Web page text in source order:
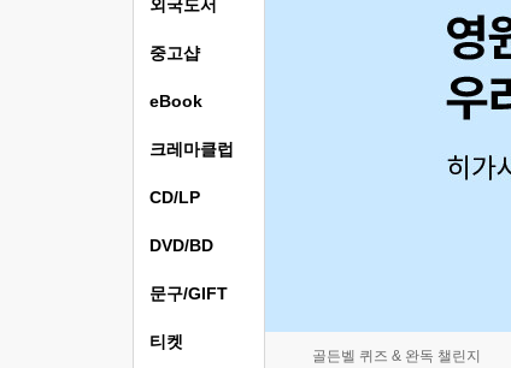
골든벨 퀴즈 & 완독 챌린지
외국도서
중고샵
eBook
크레마클럽
CD/LP
DVD/BD
문구/GIFT
티켓